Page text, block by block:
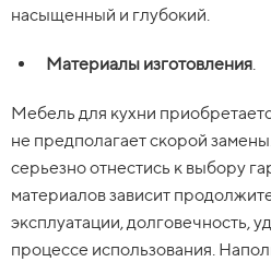
насыщенный и глубокий.
Материалы изготовления.
Мебель для кухни
не предполагает скорой
серьезно отнестись к выбору
материалов зависит
эксплуатации, долговечность,
процессе использования.